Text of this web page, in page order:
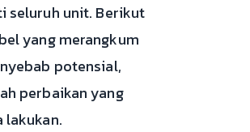
seluruh unit. Berikut
yang merangkum
potensial,
perbaikan yang
lakukan.